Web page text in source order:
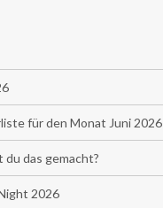
für den Monat Juni 2026
du das gemacht?
2026